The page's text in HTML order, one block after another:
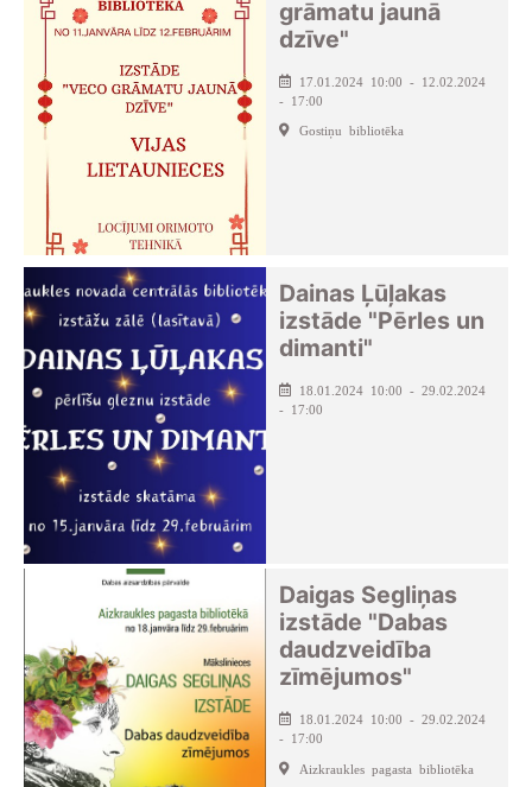
grāmatu jaunā
dzīve"
17.01.2024 10:00 - 12.02.2024
- 17:00
Gostiņu bibliotēka
Dainas Ļūļakas
izstāde "Pērles un
dimanti"
18.01.2024 10:00 - 29.02.2024
- 17:00
Daigas Segliņas
izstāde "Dabas
daudzveidība
zīmējumos"
18.01.2024 10:00 - 29.02.2024
- 17:00
Aizkraukles pagasta bibliotēka